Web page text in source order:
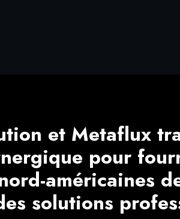
et Metaflux
pour
américaines
solutions